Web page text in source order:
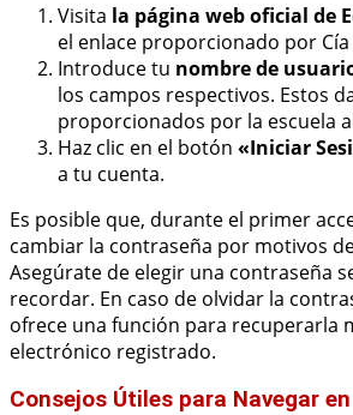
Visita la página web oficial de
el enlace proporcionado por Cía
Introduce tu nombre de
los campos respectivos. Estos
proporcionados por la escuela
Haz clic en el botón «Iniciar
a tu cuenta.
Es posible que, durante el primer
cambiar la contraseña por motivos
Asegúrate de elegir una contraseña
recordar. En caso de olvidar la
ofrece una función para recuperarla
electrónico registrado.
Consejos Útiles para Navegar